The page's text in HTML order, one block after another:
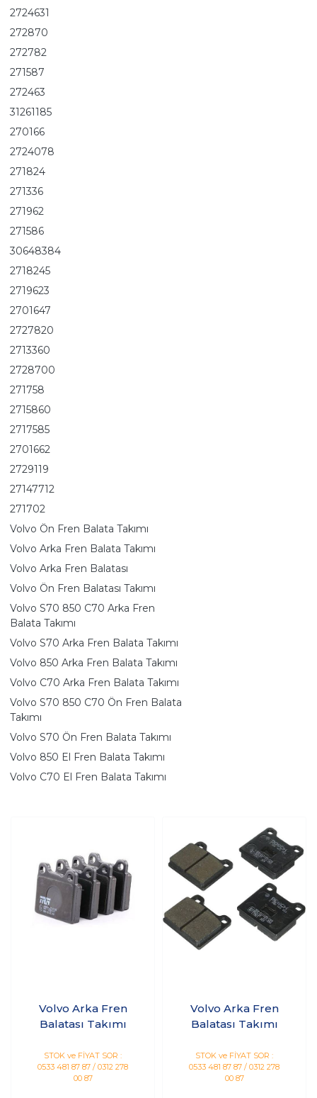
2724631
272870
272782
271587
272463
31261185
270166
2724078
271824
271336
271962
271586
30648384
2718245
2719623
2701647
2727820
2713360
2728700
271758
2715860
2717585
2701662
2729119
27147712
271702
Volvo Ön Fren Balata Takımı
Volvo Arka Fren Balata Takımı
Volvo Arka Fren Balatası
Volvo Ön Fren Balatası Takımı
Volvo S70 850 C70 Arka Fren
Balata Takımı
Volvo S70 Arka Fren Balata Takımı
Volvo 850 Arka Fren Balata Takımı
Volvo C70 Arka Fren Balata Takımı
Volvo S70 850 C70 Ön Fren Balata
Takımı
Volvo S70 Ön Fren Balata Takımı
Volvo 850 El Fren Balata Takımı
Volvo C70 El Fren Balata Takımı
Volvo Arka Fren
Balatası Takımı
STOK ve FİYAT SOR :
0533 481 87 87 / 0312 278
00 87
Volvo Arka Fren
Balatası Takımı
STOK ve FİYAT SOR :
0533 481 87 87 / 0312 278
00 87